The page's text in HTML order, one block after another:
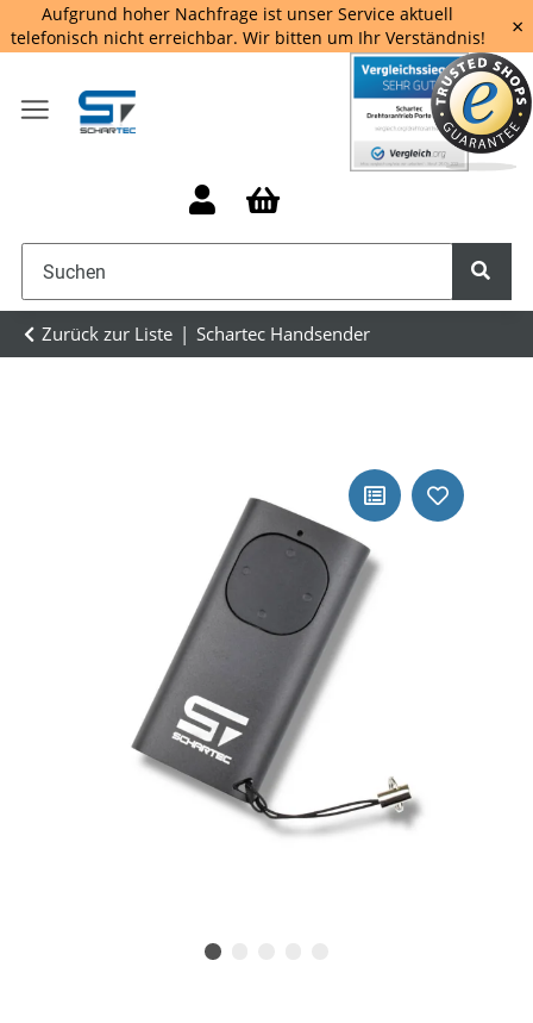
Aufgrund hoher Nachfrage ist unser Service aktuell
telefonisch nicht erreichbar. Wir bitten um Ihr Verständnis!
×
Zurück zur Liste Schartec Handsender